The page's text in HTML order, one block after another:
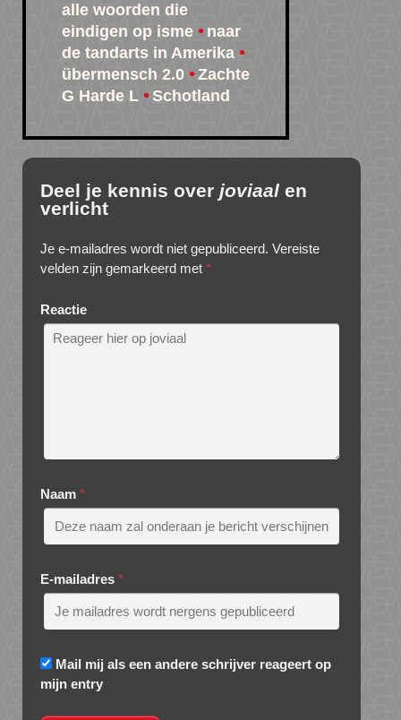
alle woorden die
eindigen op isme
naar
de tandarts in Amerika
übermensch 2.0
Zachte
G Harde L
Schotland
Deel je kennis over joviaal en
verlicht
Je e-mailadres wordt niet gepubliceerd. Vereiste
velden zijn gemarkeerd met *
Reactie
Naam *
E-mailadres *
Mail mij als een andere schrijver reageert op
mijn entry